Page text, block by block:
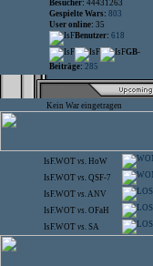
Besucher: 44431263
Gespielte Wars: 803
User online: 35
Benutzer: 618
GB-
Beiträge: 285
Kein War eingetragen
IsF.WOT vs. HoW
IsF.WOT vs. QSF-7
IsF.WOT vs.ANV
IsF.WOT vs. OFaH
IsF.WOT vs. SA